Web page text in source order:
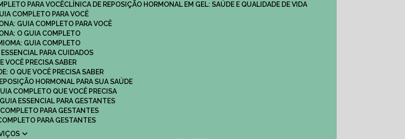
PARA VOCÊ
CLÍNICA DE REPOSIÇÃO HORMONAL EM GEL: SAÚDE E QUALIDADE DE VIDA
COMPLETO PARA VOCÊ
GUIA COMPLETO PARA VOCÊ
O GUIA COMPLETO
GUIA COMPLETO
PARA CUIDADOS
VOCÊ PRECISA SABER
O QUE VOCÊ PRECISA SABER
HORMONAL PARA SUA SAÚDE
COMPLETO QUE VOCÊ PRECISA
ESSENCIAL PARA GESTANTES
PARA GESTANTES
PARA GESTANTES